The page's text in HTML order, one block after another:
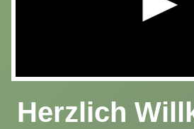
Herzlich